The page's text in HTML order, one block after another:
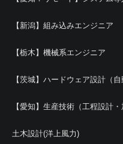
【新潟】組み込みエンジニア
【栃木】機械系エンジニア
【茨城】ハードウェア設計（自
【愛知】生産技術（工程設計・
土木設計(洋上風力)